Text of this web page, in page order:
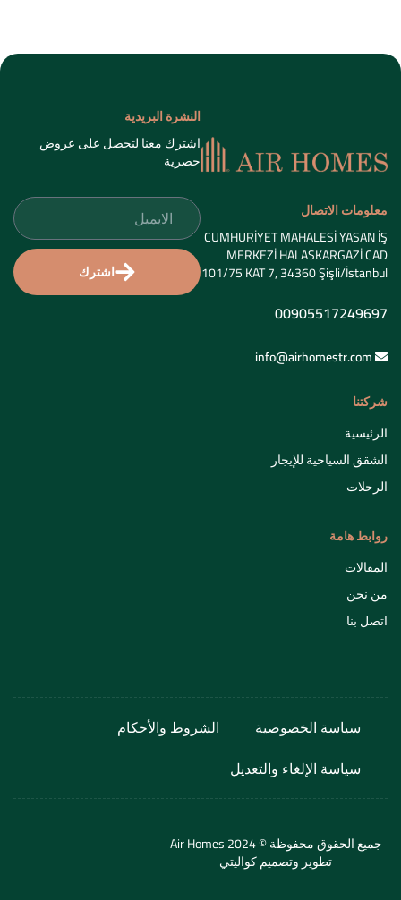
معلومات الاتصال
CUMHURİYET MAHALESİ YASAN İŞ
MERKEZİ HALASKARGAZİ CAD
101/75 KAT 7, 34360 Şişli/İstanbul
00905517249697
info@airhomestr.com
شركتنا
الرئيسية
الشقق السياحية للإيجار
الرحلات
روابط هامة
المقالات
من نحن
اتصل بنا
النشرة البريدية
اشترك معنا لتحصل على عروض
حصرية
اشترك
سياسة الخصوصية
الشروط والأحكام
سياسة الإلغاء والتعديل
جميع الحقوق محفوظة © 2024 Air Homes
تطوير وتصميمكواليتي